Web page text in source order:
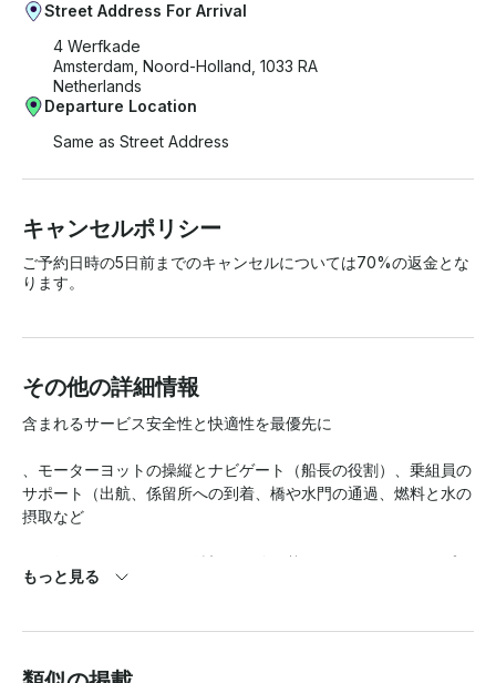
Street Address For Arrival
4 Werfkade
Amsterdam, Noord-Holland, 1033 RA
Netherlands
Departure Location
Same as Street Address
キャンセルポリシー
ご予約日時の5日前までのキャンセルについては70%の返金とな
ります。
その他の詳細情報
含まれるサービス安全性と快適性を最優先に
、モーターヨットの操縦とナビゲート（船長の役割）、乗組員の
サポート（出航、係留所への到着、橋や水門の通過、燃料と水の
摂取など
）を行います。ゲストの希望と経験に基づいたクルージングプラ
ンの作成。
ご注意:天候により可能性に影響が出る場合がありますおすすめ
もっと見る